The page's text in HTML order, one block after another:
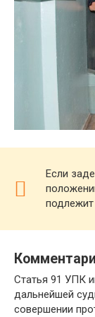
Если
Статья 91 УПК
дальнейшей
совершении